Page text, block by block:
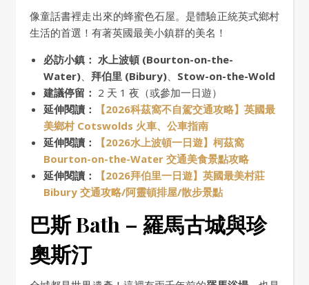
像童話書裡走出來的蜂蜜色石屋。是體驗正統英式鄉村
生活的首選！有著英國最美小鎮群的美名！
必訪小鎮： 水上波頓 (Bourton-on-the-
Water)、 拜伯里 (Bibury)、 Stow-on-the-Wold
建議停留： 2 天 1 夜（或參加一日遊）
延伸閱讀：
【2026科茲窩不自駕交通攻略】英國最
美鄉村 Cotswolds 火車、公車指南
延伸閱讀：
【2026水上波頓一日遊】柯茲窩
Bourton-on-the-Water 交通美食景點攻略
延伸閱讀：
【2026拜伯里一日遊】英國最美村莊
Bibury 交通攻略/阿靈頓排屋/散步景點
巴斯 Bath – 羅馬古城與珍
奧斯汀